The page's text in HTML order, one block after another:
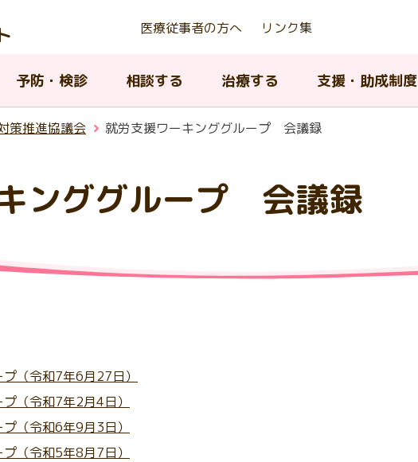
医療従事者の方へ リンク集
がんの種類について がんの治療法について
予防・検診 相談する
がん相談支援センター AYA世代がん相談情報センター
治療する
がんの治療法について 緩和ケア
AYA世代（15歳から39歳）のが
小児・AYA世代がん患者の長期
支援・助成制度
東京都若年がん患者等生殖機能
アピアランスケア支援事業（ウ
入院中における教育に関する支
子育て中の患者及び家族への支
都内のがん医療提供体制 東京都がん対策推進計画
東京都小児・AYA世代がん診療
がん登録について
策推進協議会 就労支援ワーキンググループ 会議録
ンググループ 会議録
（令和7年6月27日）
（令和7年2月4日）
（令和6年9月3日）
（令和5年8月7日）